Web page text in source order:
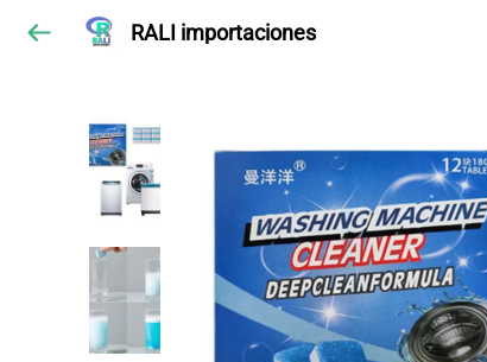
RALI importaciones